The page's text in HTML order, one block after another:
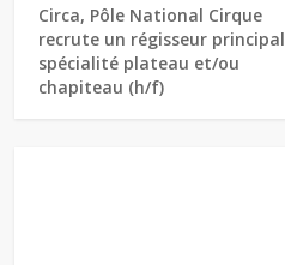
Circa, Pôle National Cirque
recrute un régisseur principal
spécialité plateau et/ou
chapiteau (h/f)